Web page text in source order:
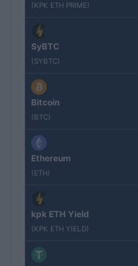
(KPK ETH PRIME)
SyBTC
(SYBTC)
Bitcoin
(BTC)
Ethereum
(ETH)
kpk ETH Yield
(KPK ETH YIELD)